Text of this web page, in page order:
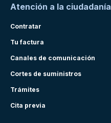
Atención a la ciudadanía
Contratar
Tu factura
Canales de comunicación
Cortes de suministros
Trámites
Cita previa